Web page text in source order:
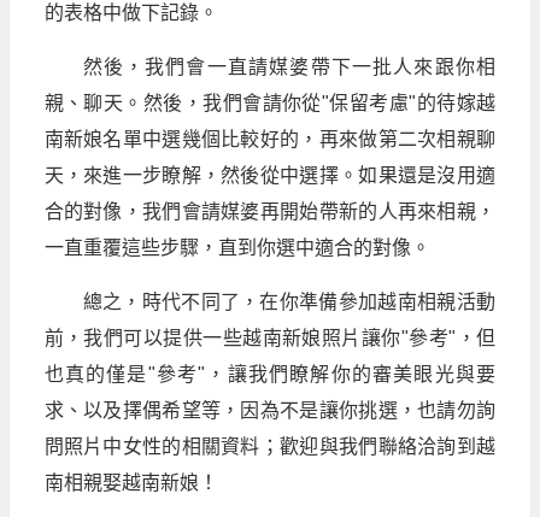
的表格中做下記錄。
然後，我們會一直請媒婆帶下一批人來跟你相
親、聊天。然後，我們會請你從"保留考慮"的待嫁越
南新娘名單中選幾個比較好的，再來做第二次相親聊
天，來進一步瞭解，然後從中選擇。如果還是沒用適
合的對像，我們會請媒婆再開始帶新的人再來相親，
一直重覆這些步驟，直到你選中適合的對像。
總之，時代不同了，在你準備參加越南相親活動
前，我們可以提供一些越南新娘照片讓你"參考"，但
也真的僅是"參考"，讓我們瞭解你的審美眼光與要
求、以及擇偶希望等，因為不是讓你挑選，也請勿詢
問照片中女性的相關資料；歡迎與我們聯絡洽詢到越
南相親娶越南新娘！